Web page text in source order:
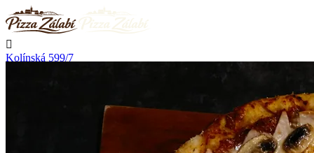

Kolínská 599/7